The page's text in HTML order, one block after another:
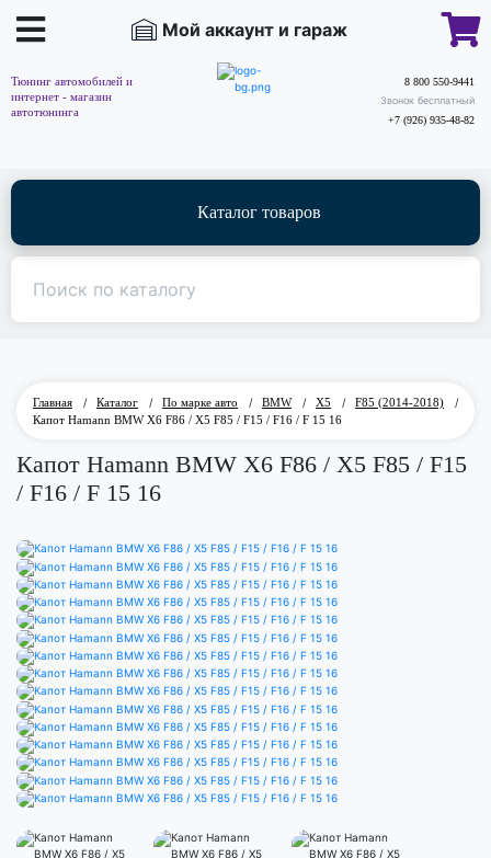
Мой аккаунт и гараж
Тюнинг автомобилей и
интернет - магазин
автотюнинга
8 800 550-9441
Звонок бесплатный
+7 (926) 935-48-82
Каталог товаров
Главная / Каталог / По марке авто / BMW / X5 / F85 (2014-2018)
/
Капот Hamann BMW X6 F86 / X5 F85 / F15 / F16 / F 15 16
Капот Hamann BMW X6 F86 / X5 F85 / F15
/ F16 / F 15 16